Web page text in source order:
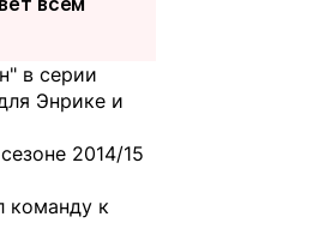
в серии
Энрике и
2014/15
команду к